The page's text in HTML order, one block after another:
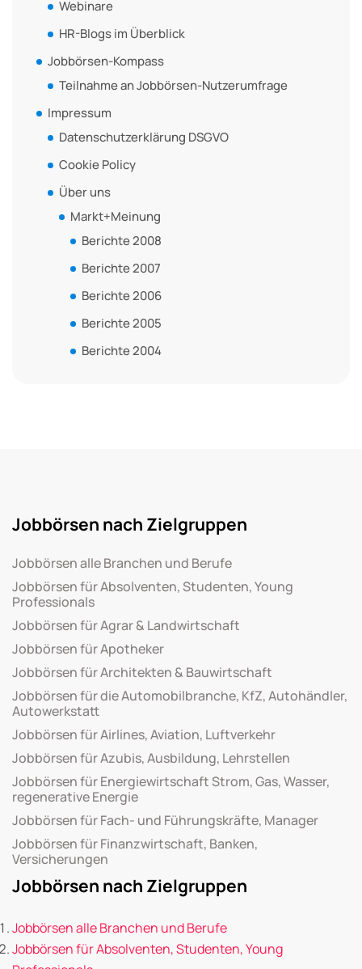
Webinare
HR-Blogs im Überblick
Jobbörsen-Kompass
Teilnahme an Jobbörsen-Nutzerumfrage
Impressum
Datenschutzerklärung DSGVO
Cookie Policy
Über uns
Markt+Meinung
Berichte 2008
Berichte 2007
Berichte 2006
Berichte 2005
Berichte 2004
Jobbörsen nach Zielgruppen
Jobbörsen alle Branchen und Berufe
Jobbörsen für Absolventen, Studenten, Young
Professionals
Jobbörsen für Agrar & Landwirtschaft
Jobbörsen für Apotheker
Jobbörsen für Architekten & Bauwirtschaft
Jobbörsen für die Automobilbranche, KfZ, Autohändler,
Autowerkstatt
Jobbörsen für Airlines, Aviation, Luftverkehr
Jobbörsen für Azubis, Ausbildung, Lehrstellen
Jobbörsen für Energiewirtschaft Strom, Gas, Wasser,
regenerative Energie
Jobbörsen für Fach- und Führungskräfte, Manager
Jobbörsen für Finanzwirtschaft, Banken,
Versicherungen
Jobbörsen nach Zielgruppen
Jobbörsen alle Branchen und Berufe
Jobbörsen für Absolventen, Studenten, Young